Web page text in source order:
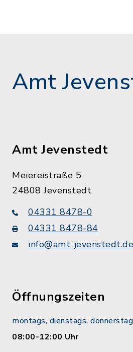
Amt
Amt Jevenstedt
Meiereistraße 5
24808 Jevenstedt
04331 8478-0
04331 8478-84
info@amt-jevenstedt.de
Öffnungszeiten
montags, dienstags,
08:00-12:00 Uhr